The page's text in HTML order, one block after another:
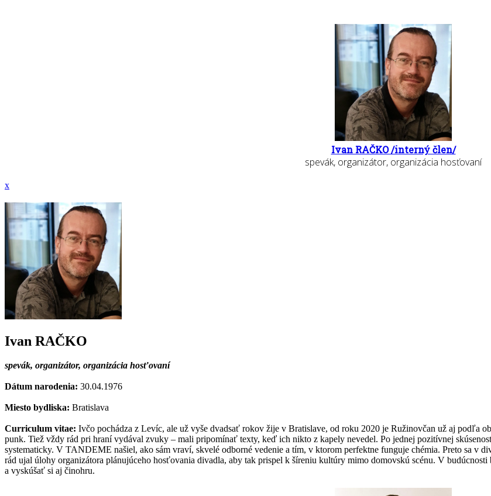
Ivan RAČKO /interný člen/
spevák, organizátor, organizácia hosťovaní
x
Ivan RAČKO
spevák, organizátor, organizácia hosťovaní
Dátum narodenia: 30.04.1976
Miesto bydliska: Bratislava
Curriculum vitae: Ivčo pochádza z Levíc, ale už vyše dvadsať rokov žije v Bratislave, od roku 2020 je Ružinovčan už aj podľa
punk. Tiež vždy rád pri hraní vydával zvuky – mali pripomínať texty, keď ich nikto z kapely nevedel. Po jednej pozitívnej
systematicky. V TANDEME našiel, ako sám vraví, skvelé odborné vedenie a tím, v ktorom perfektne funguje chémia. Preto sa v
rád ujal úlohy organizátora plánujúceho hosťovania divadla, aby tak prispel k šíreniu kultúry mimo domovskú scénu. V
a vyskúšať si aj činohru.